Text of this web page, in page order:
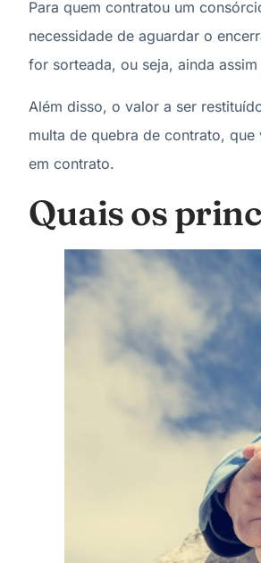
Para quem contratou um
necessidade de aguardar o
for sorteada, ou seja, ainda
Além disso, o valor a ser
multa de quebra de contrato,
em contrato.
Quais os